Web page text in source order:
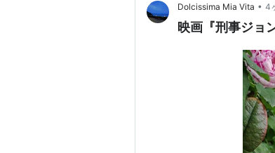
Dolcissima Mia Vita • 4
映画『刑事ジョ